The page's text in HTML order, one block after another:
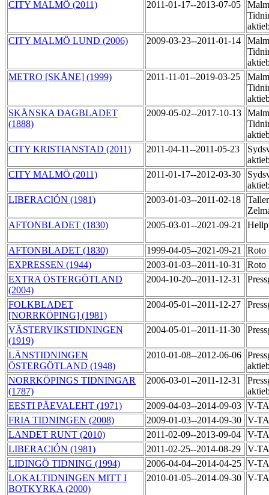
CITY MALMÖ (2011) 2011-01-17--2013-07-05
CITY MALMÖ LUND (2006)
2009-03-23--2011-01-14
METRO [SKÅNE] (1999)
2011-11-01--2019-03-25
SKÅNSKA DAGBLADET
(1888)
2009-05-02--2017-10-13
CITY KRISTIANSTAD (2011)
2011-04-11--2011-05-23
CITY MALMÖ (2011)
2011-01-17--2012-03-30
LIBERACIÓN (1981)
2003-01-03--2011-02-18
AFTONBLADET (1830)
2005-03-01--2021-09-21
AFTONBLADET (1830) 1999-04-05--2021-09-21
Roto
EXPRESSEN (1944)
2003-01-03--2011-10-31
Roto
EXTRA ÖSTERGÖTLAND
(2004)
2004-10-20--2011-12-31
FOLKBLADET
[NORRKÖPING] (1981)
2004-05-01--2011-12-27
VÄSTERVIKSTIDNINGEN
(1919)
2004-05-01--2011-11-30
LÄNSTIDNINGEN
ÖSTERGÖTLAND (1948)
2010-01-08--2012-06-06
NORRKÖPINGS TIDNINGAR
(1787)
2006-03-01--2011-12-31
EESTI PÄEVALEHT (1971)
2009-04-03--2014-09-03 V-
FRIA TIDNINGEN (2008)
2009-01-03--2014-09-30 V-
LANDET RUNT (2010)
2011-02-09--2013-09-04
V-
LIBERACIÓN (1981)
2011-02-25--2014-08-29
V-
LIDINGÖ TIDNING (1994)
2006-04-04--2014-04-25 V-
LOKALTIDNINGEN MITT I
BOTKYRKA (2000)
2010-01-05--2014-09-30 V-